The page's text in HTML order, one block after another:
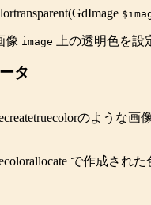
(GdImage
像 image 上の透明色を設
タ
のような画
で作成された